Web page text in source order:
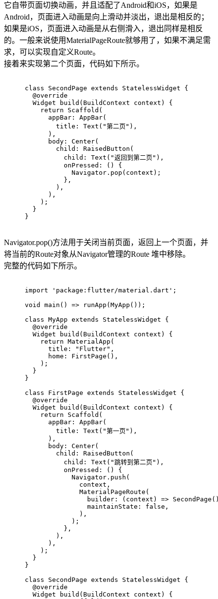
它自带页面切换动画，并且适配了Android和iOS，如果是
Android，页面进入动画是向上滑动并淡出，退出是相反的；
如果是iOS，页面进入动画是从右侧滑入，退出同样是相反
的。一般来说使用MaterialPageRoute就够用了，如果不满足需
求，可以实现自定义Route。
接着来实现第二个页面，代码如下所示。
class SecondPage extends StatelessWidget
{
@override
Widget
build (BuildContext context)
{
return Scaffold(
      appBar: AppBar(
        title: Text(
"第二页" ),
      ),
      body: Center(
        child: RaisedButton(
          child: Text(
"返回到第二页" ),
          onPressed: () {
            Navigator.pop(context);
          },
        ),
      ),
    );
  }
}
Navigator.pop()方法用于关闭当前页面，返回上一个页面，并
将当前的Route对象从Navigator管理的Route 堆中移除。
完整的代码如下所示。
import 'package:flutter/material.dart' ;
void
main ()
=> runApp(MyApp());
class MyApp extends StatelessWidget
{
@override
Widget
build (BuildContext context)
{
return MaterialApp(
      title:
"Flutter" ,
      home: FirstPage(),
    );
  }
}
class
FirstPage extends StatelessWidget
{
@override
Widget
build (BuildContext context)
{
return Scaffold(
      appBar: AppBar(
        title: Text(
"第一页" ),
      ),
      body: Center(
        child: RaisedButton(
          child: Text(
"跳转到第二页" ),
          onPressed: () {
            Navigator.push(
              context,
              MaterialPageRoute(
builder: (context) =>
                maintainState:
false ,
              ),
            );
          },
        ),
      ),
    );
  }
}
class
SecondPage extends StatelessWidget
{
@override
Widget
build (BuildContext context)
{